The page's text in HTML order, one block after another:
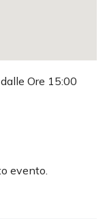
Ore 15:00
evento.